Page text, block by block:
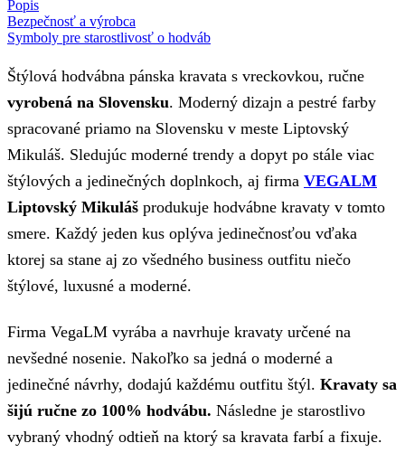
Popis
Bezpečnosť a výrobca
Symboly pre starostlivosť o hodváb
Štýlová hodvábna pánska kravata s vreckovkou, ručne
vyrobená na Slovensku. Moderný dizajn a pestré farby
spracované priamo na Slovensku v meste Liptovský
Mikuláš. Sledujúc moderné trendy a dopyt po stále viac
štýlových a jedinečných doplnkoch, aj firma VEGALM
Liptovský Mikuláš produkuje hodvábne kravaty v tomto
smere. Každý jeden kus oplýva jedinečnosťou vďaka
ktorej sa stane aj zo všedného business outfitu niečo
štýlové, luxusné a moderné.
Firma VegaLM vyrába a navrhuje kravaty určené na
nevšedné nosenie. Nakoľko sa jedná o moderné a
jedinečné návrhy, dodajú každému outfitu štýl. Kravaty sa
šijú ručne zo 100% hodvábu. Následne je starostlivo
vybraný vhodný odtieň na ktorý sa kravata farbí a fixuje.